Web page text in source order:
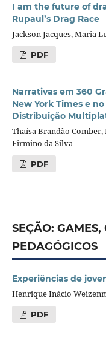
I am the future of
Rupaul’s Drag Race
Jackson Jacques, Maria
PDF
Narrativas em 360
New York Times e
Distribuição
Thaísa Brandão
Firmino da Silva
PDF
SEÇÃO:
PEDAGÓGICOS
Experiências de
Henrique Inácio
PDF